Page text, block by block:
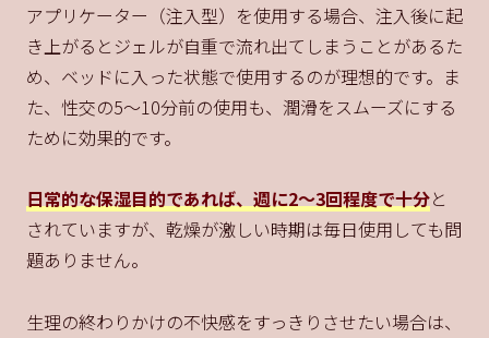
アプリケーター（注入型）を使用する場合、注入後に起
き上がるとジェルが自重で流れ出てしまうことがあるた
め、ベッドに入った状態で使用するのが理想的です。ま
た、性交の5〜10分前の使用も、潤滑をスムーズにする
ために効果的です。
日常的な保湿目的であれば、週に2〜3回程度で十分と
されていますが、乾燥が激しい時期は毎日使用しても問
題ありません。
生理の終わりかけの不快感をすっきりさせたい場合は、